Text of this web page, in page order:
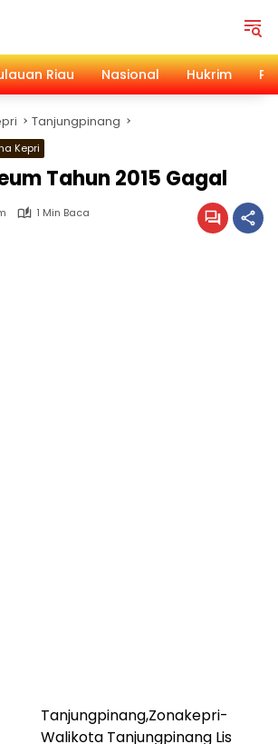
Riau Nasional Hukrim
Tanjungpinang
Kepri
Tahun 2015 Gagal
1 Min Baca
Tanjungpinang,Zonakepri-
Walikota Tanjungpinang Lis